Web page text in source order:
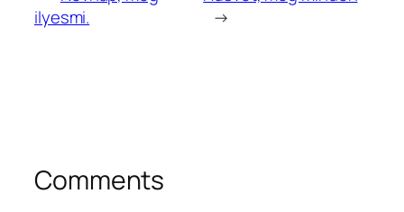
ilyesmi.
→
Comments